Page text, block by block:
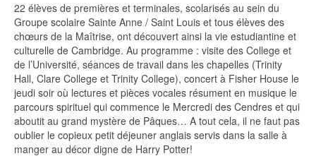
22 élèves de premières et terminales, scolarisés au sein du
Groupe scolaire Sainte Anne / Saint Louis et tous élèves des
chœurs de la Maîtrise, ont découvert ainsi la vie estudiantine et
culturelle de Cambridge. Au programme : visite des College et
de l’Université, séances de travail dans les chapelles (Trinity
Hall, Clare College et Trinity College), concert à Fisher House le
jeudi soir où lectures et pièces vocales résument en musique le
parcours spirituel qui commence le Mercredi des Cendres et qui
aboutit au grand mystère de Pâques… A tout cela, il ne faut pas
oublier le copieux petit déjeuner anglais servis dans la salle à
manger au décor digne de Harry Potter!